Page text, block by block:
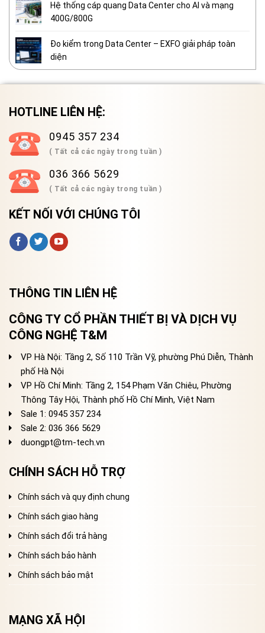
Hệ thống cáp quang Data Center cho AI và mạng
400G/800G
Đo kiểm trong Data Center – EXFO giải pháp toàn
diện
HOTLINE LIÊN HỆ:
0945 357 234
( Tất cả các ngày trong tuần )
036 366 5629
( Tất cả các ngày trong tuần )
KẾT NỐI VỚI CHÚNG TÔI
THÔNG TIN LIÊN HỆ
CÔNG TY CỔ PHẦN THIẾT BỊ VÀ DỊCH VỤ
CÔNG NGHỆ T&M
VP Hà Nội: Tầng 2, Số 110 Trần Vỹ, phường Phú Diễn, Thành
phố Hà Nội
VP Hồ Chí Minh: Tầng 2, 154 Phạm Văn Chiêu, Phường
Thông Tây Hội, Thành phố Hồ Chí Minh, Việt Nam
Sale 1: 0945 357 234
Sale 2: 036 366 5629
duongpt@tm-tech.vn
CHÍNH SÁCH HỖ TRỢ
Chính sách và quy định chung
Chính sách giao hàng
Chính sách đổi trả hàng
Chính sách bảo hành
Chính sách bảo mật
MẠNG XÃ HỘI